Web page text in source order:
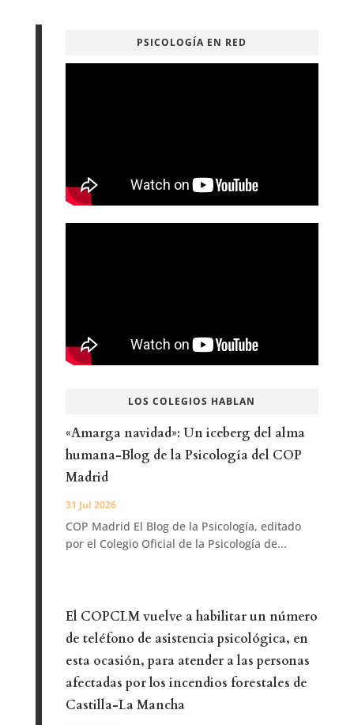
PSICOLOGÍA EN RED
LOS COLEGIOS HABLAN
«Amarga navidad»: Un iceberg del alma
humana-Blog de la Psicología del COP
Madrid
31 Jul 2026
COP Madrid El Blog de la Psicología, editado
por el Colegio Oficial de la Psicología de...
El COPCLM vuelve a habilitar un número
de teléfono de asistencia psicológica, en
esta ocasión, para atender a las personas
afectadas por los incendios forestales de
Castilla-La Mancha